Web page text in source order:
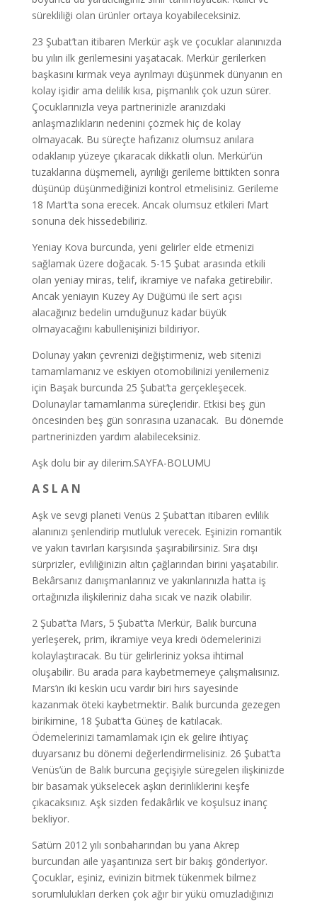
sürekliliği olan ürünler ortaya koyabileceksiniz.
23 Şubat’tan itibaren Merkür aşk ve çocuklar alanınızda
bu yılın ilk gerilemesini yaşatacak. Merkür gerilerken
başkasını kırmak veya ayrılmayı düşünmek dünyanın en
kolay işidir ama delilik kısa, pişmanlık çok uzun sürer.
Çocuklarınızla veya partnerinizle aranızdaki
anlaşmazlıkların nedenini çözmek hiç de kolay
olmayacak. Bu süreçte hafızanız olumsuz anılara
odaklanıp yüzeye çıkaracak dikkatli olun. Merkür’ün
tuzaklarına düşmemeli, ayrılığı gerileme bittikten sonra
düşünüp düşünmediğinizi kontrol etmelisiniz. Gerileme
18 Mart’ta sona erecek. Ancak olumsuz etkileri Mart
sonuna dek hissedebiliriz.
Yeniay Kova burcunda, yeni gelirler elde etmenizi
sağlamak üzere doğacak. 5-15 Şubat arasında etkili
olan yeniay miras, telif, ikramiye ve nafaka getirebilir.
Ancak yeniayın Kuzey Ay Düğümü ile sert açısı
alacağınız bedelin umduğunuz kadar büyük
olmayacağını kabullenişinizi bildiriyor.
Dolunay yakın çevrenizi değiştirmeniz, web sitenizi
tamamlamanız ve eskiyen otomobilinizi yenilemeniz
için Başak burcunda 25 Şubat’ta gerçekleşecek.
Dolunaylar tamamlanma süreçleridir. Etkisi beş gün
öncesinden beş gün sonrasına uzanacak. Bu dönemde
partnerinizden yardım alabileceksiniz.
Aşk dolu bir ay dilerim.SAYFA-BOLUMU
A S L A N
Aşk ve sevgi planeti Venüs 2 Şubat’tan itibaren evlilik
alanınızı şenlendirip mutluluk verecek. Eşinizin romantik
ve yakın tavırları karşısında şaşırabilirsiniz. Sıra dışı
sürprizler, evliliğinizin altın çağlarından birini yaşatabilir.
Bekârsanız danışmanlarınız ve yakınlarınızla hatta iş
ortağınızla ilişkileriniz daha sıcak ve nazik olabilir.
2 Şubat’ta Mars, 5 Şubat’ta Merkür, Balık burcuna
yerleşerek, prim, ikramiye veya kredi ödemelerinizi
kolaylaştıracak. Bu tür gelirleriniz yoksa ihtimal
oluşabilir. Bu arada para kaybetmemeye çalışmalısınız.
Mars’ın iki keskin ucu vardır biri hırs sayesinde
kazanmak öteki kaybetmektir. Balık burcunda gezegen
birikimine, 18 Şubat’ta Güneş de katılacak.
Ödemelerinizi tamamlamak için ek gelire ihtiyaç
duyarsanız bu dönemi değerlendirmelisiniz. 26 Şubat’ta
Venüs’ün de Balık burcuna geçişiyle süregelen ilişkinizde
bir basamak yükselecek aşkın derinliklerini keşfe
çıkacaksınız. Aşk sizden fedakârlık ve koşulsuz inanç
bekliyor.
Satürn 2012 yılı sonbaharından bu yana Akrep
burcundan aile yaşantınıza sert bir bakış gönderiyor.
Çocuklar, eşiniz, evinizin bitmek tükenmek bilmez
sorumlulukları derken çok ağır bir yükü omuzladığınızı